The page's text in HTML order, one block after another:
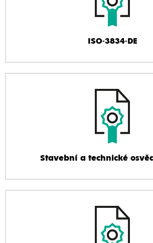
ISO-3834-DE
Stavební a technické